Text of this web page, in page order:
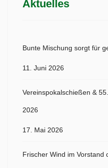
Aktuelles
Bunte Mischung sorgt für
11. Juni 2026
Vereinspokalschießen &
2026
17. Mai 2026
Frischer Wind im Vorstand